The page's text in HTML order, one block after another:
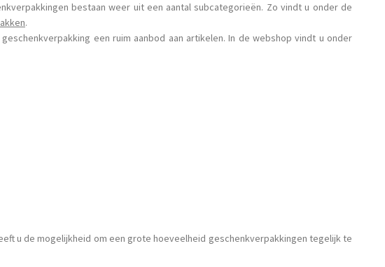
bestaan weer uit een aantal subcategorieën. Zo vindt u onder de
.
een ruim aanbod aan artikelen. In de webshop vindt u onder
u de mogelijkheid om een grote hoeveelheid geschenkverpakkingen tegelijk te